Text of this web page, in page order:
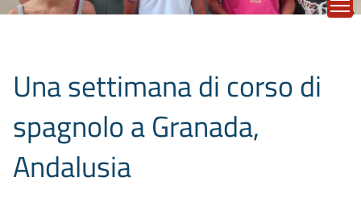
Una settimana di corso di
spagnolo a Granada,
Andalusia